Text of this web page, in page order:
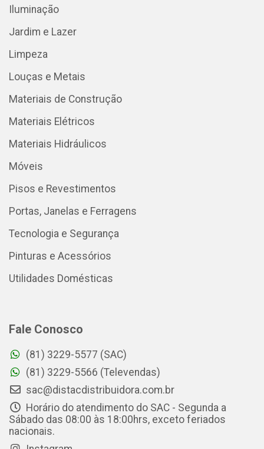
Iluminação
Jardim e Lazer
Limpeza
Louças e Metais
Materiais de Construção
Materiais Elétricos
Materiais Hidráulicos
Móveis
Pisos e Revestimentos
Portas, Janelas e Ferragens
Tecnologia e Segurança
Pinturas e Acessórios
Utilidades Domésticas
Fale Conosco
(81) 3229-5577 (SAC)
(81) 3229-5566 (Televendas)
sac@distacdistribuidora.com.br
Horário do atendimento do SAC - Segunda a
Sábado das 08:00 às 18:00hrs, exceto feriados
nacionais.